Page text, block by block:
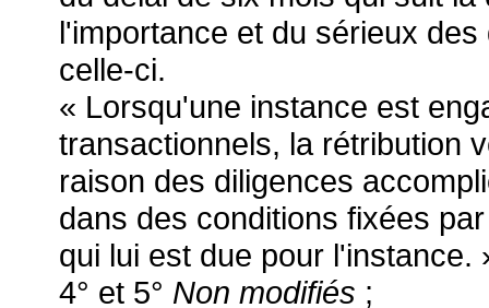
l'importance et du sérieux
celle-ci.
« Lorsqu'une instance est
transactionnels, la rétribution
raison des diligences
dans des conditions fixées
qui lui est due pour l'instance.
4° et 5° Non modifiés ;